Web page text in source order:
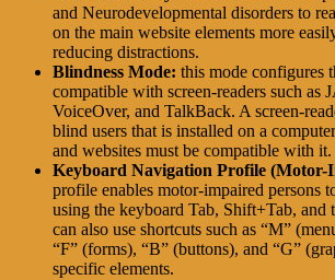
and Neurodevelopmental disorders to
on the main website elements more
reducing distractions.
Blindness Mode: this mode configures
compatible with screen-readers such as
VoiceOver, and TalkBack. A screen-
blind users that is installed on a
and websites must be compatible with it.
Keyboard Navigation Profile (Motor-
profile enables motor-impaired persons
using the keyboard Tab, Shift+Tab, and
can also use shortcuts such as “M”
“F” (forms), “B” (buttons), and “G”
specific elements.